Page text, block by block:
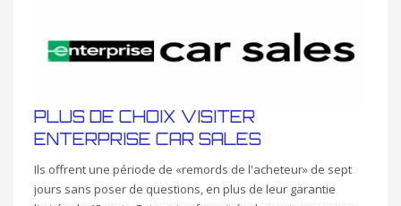
PLUS DE CHOIX VISITER
ENTERPRISE CAR SALES
Ils offrent une période de «remords de l'acheteur» de sept
jours sans poser de questions, en plus de leur garantie